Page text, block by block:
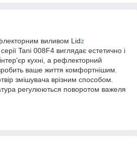
виливом Lidz
Tani 008F4 виглядає естетично і
кухні, а рефлекторний
ваше життя комфортнішим.
змішувача врізним способом.
регулюються поворотом важеля